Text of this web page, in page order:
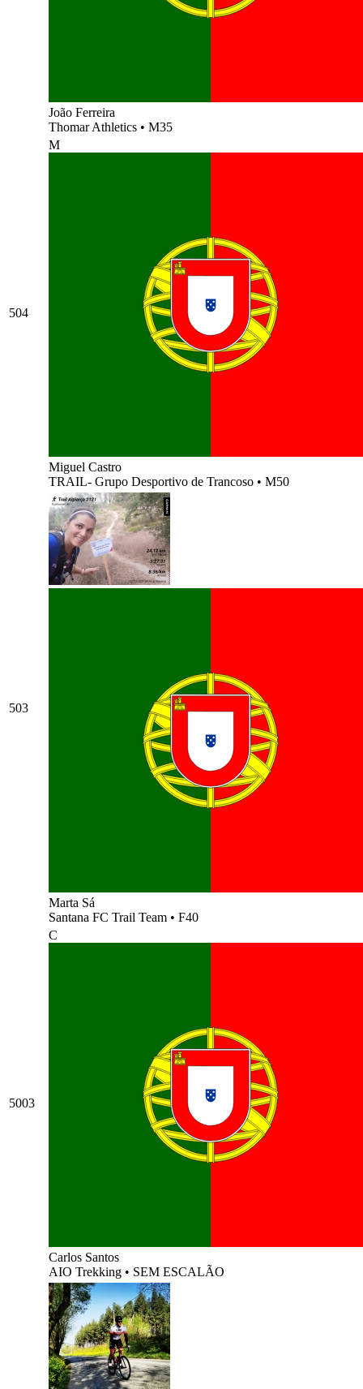
João Ferreira
Thomar Athletics • M35
504
M
Miguel Castro
TRAIL- Grupo Desportivo de Trancoso • M50
503
Marta Sá
Santana FC Trail Team • F40
5003
C
Carlos Santos
AIO Trekking • SEM ESCALÃO